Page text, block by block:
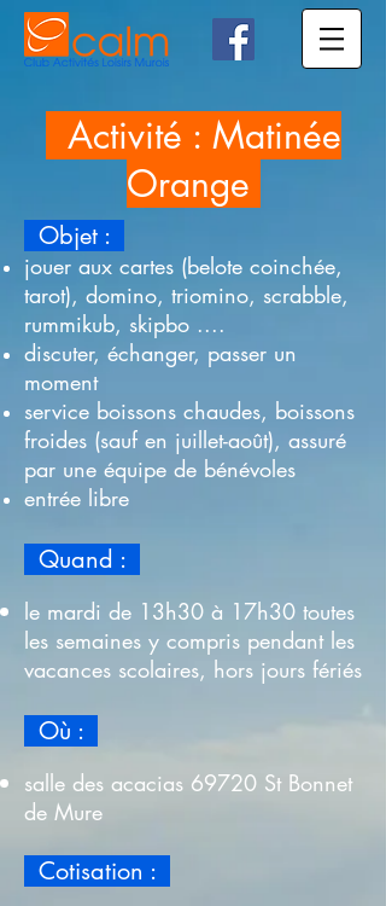
Activité : Matinée
Orange
Objet :
jouer aux cartes (belote coinchée,
tarot), domino, triomino, scrabble,
rummikub, skipbo ....
discuter, échanger, passer un
moment
service boissons chaudes, boissons
froides (sauf en juillet-août), assuré
par une équipe de bénévoles
entrée libre
Quand :
le mardi de 13h30 à 17h30 toutes
les semaines y compris pendant les
vacances scolaires, hors jours fériés
Où :
salle des acacias 69720 St Bonnet
de Mure
Cotisation :